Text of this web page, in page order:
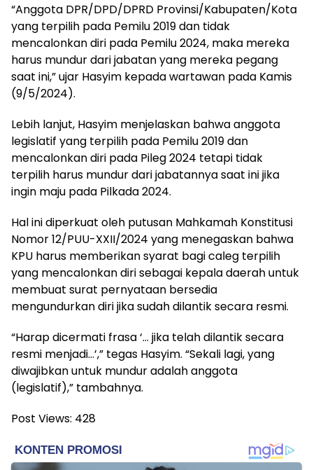
“Anggota DPR/DPD/DPRD Provinsi/Kabupaten/Kota
yang terpilih pada Pemilu 2019 dan tidak
mencalonkan diri pada Pemilu 2024, maka mereka
harus mundur dari jabatan yang mereka pegang
saat ini,” ujar Hasyim kepada wartawan pada Kamis
(9/5/2024).
Lebih lanjut, Hasyim menjelaskan bahwa anggota
legislatif yang terpilih pada Pemilu 2019 dan
mencalonkan diri pada Pileg 2024 tetapi tidak
terpilih harus mundur dari jabatannya saat ini jika
ingin maju pada Pilkada 2024.
Hal ini diperkuat oleh putusan Mahkamah Konstitusi
Nomor 12/PUU-XXII/2024 yang menegaskan bahwa
KPU harus memberikan syarat bagi caleg terpilih
yang mencalonkan diri sebagai kepala daerah untuk
membuat surat pernyataan bersedia
mengundurkan diri jika sudah dilantik secara resmi.
“Harap dicermati frasa ‘… jika telah dilantik secara
resmi menjadi…’,” tegas Hasyim. “Sekali lagi, yang
diwajibkan untuk mundur adalah anggota
(legislatif),” tambahnya.
Post Views: 428